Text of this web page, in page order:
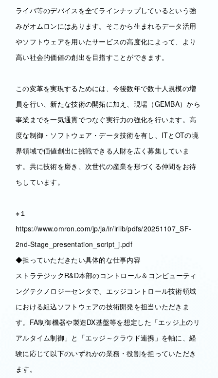
ライバ等のデバイスを全てラインナップしているという強
みがオムロンにはあります。そこから生まれるデータ活用
やソフトウェアを用いたサービスの高度化によって、より
高い社会的価値の創出を目指すことができます。
この変革を実現するためには、今後数年で数十人規模の増
員を行い、新たな技術の開拓に加え、現場（GEMBA）から
事業までを一気通貫でつなぐ実行力の強化を行います。高
度な制御・ソフトウェア・データ技術を有し、ITとOTの境
界領域で価値創出に挑戦できる人財を広く募集していま
す。共に技術を磨き、次世代の産業を形づくる仲間をお待
ちしています。
※１
https://www.omron.com/jp/ja/ir/irlib/pdfs/20251107_SF-
2nd-Stage_presentation_script_j.pdf
◆担っていただきたい具体的な仕事内容
ストラテジックR&D本部のコントロール＆コンピューティ
ングテクノロジーセンタで、エッジコントロール技術領域
における組込ソフトウェアの技術開発を担当いただきま
す。FA制御機器や製造DX基盤等を想定した「エッジ上のリ
アルタイム制御」と「エッジ～クラウド連携」を軸に、経
験に応じて以下のいずれかの業務・役割を担っていただき
ます。